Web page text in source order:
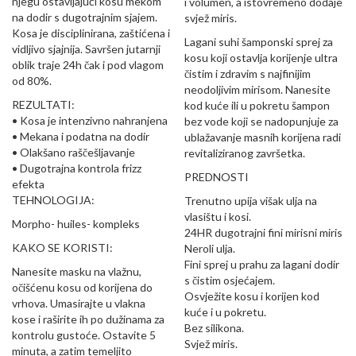
na dodir s dugotrajnim sjajem.
Kosa je disciplinirana, zaštićena i
vidljivo sjajnija. Savršen jutarnji
oblik traje 24h čak i pod vlagom
od 80%.
REZULTATI:
• Kosa je intenzivno nahranjena
• Mekana i podatna na dodir
• Olakšano raščešljavanje
• Dugotrajna kontrola frizz
efekta
TEHNOLOGIJA:
Morpho- huiles- kompleks
KAKO SE KORISTI:
Nanesite masku na vlažnu,
očišćenu kosu od korijena do
vrhova. Umasirajte u vlakna
kose i raširite ih po dužinama za
kontrolu gustoće. Ostavite 5
minuta, a zatim temeljito
svjež miris.
Lagani suhi šamponski sprej za
kosu koji ostavlja korijenje ultra
čistim i zdravim s najfinijim
neodoljivim mirisom. Nanesite
kod kuće ili u pokretu šampon
bez vode koji se nadopunjuje za
ublažavanje masnih korijena radi
revitaliziranog završetka.
PREDNOSTI
Trenutno upija višak ulja na
vlasištu i kosi.
24HR dugotrajni fini mirisni miris
Neroli ulja.
Fini sprej u prahu za lagani dodir
s čistim osjećajem.
Osvježite kosu i korijen kod
kuće i u pokretu.
Bez silikona.
Svjež miris.